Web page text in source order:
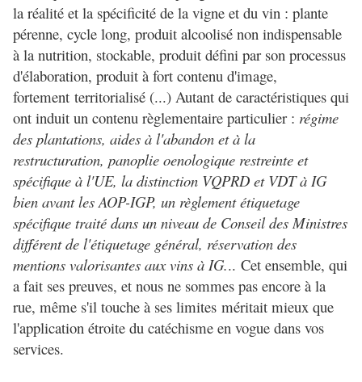
la réalité et la spécificité de la vigne et du vin : plante
pérenne, cycle long, produit alcoolisé non indispensable
à la nutrition, stockable, produit défini par son processus
d'élaboration, produit à fort contenu d'image,
fortement territorialisé (...) Autant de caractéristiques qui
ont induit un contenu règlementaire particulier : régime
des plantations, aides à l'abandon et à la
restructuration, panoplie oenologique restreinte et
spécifique à l'UE, la distinction VQPRD et VDT à IG
bien avant les AOP-IGP, un règlement étiquetage
spécifique traité dans un niveau de Conseil des Ministres
différent de l'étiquetage général, réservation des
mentions valorisantes aux vins à IG... Cet ensemble, qui
a fait ses preuves, et nous ne sommes pas encore à la
rue, même s'il touche à ses limites méritait mieux que
l'application étroite du catéchisme en vogue dans vos
services.